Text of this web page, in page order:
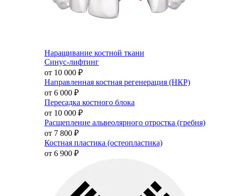
Наращивание костной ткани
Синус-лифтинг
от 10 000 ₽
Направленная костная регенерация (НКР)
от 6 000 ₽
Пересадка костного блока
от 10 000 ₽
Расщепление альвеолярного отростка (гребня)
от 7 800 ₽
Костная пластика (остеопластика)
от 6 900 ₽